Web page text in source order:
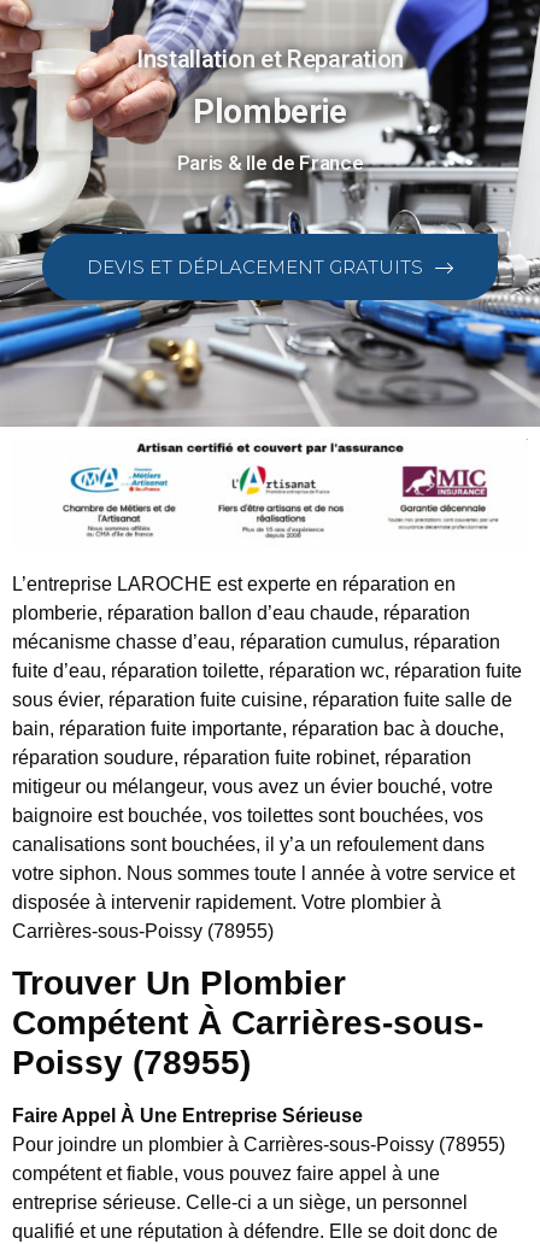
Installation et Reparation
Plomberie
Paris & Ile de France
DEVIS ET DÉPLACEMENT GRATUITS
L’entreprise LAROCHE est experte en réparation en
plomberie, réparation ballon d’eau chaude, réparation
mécanisme chasse d’eau, réparation cumulus, réparation
fuite d’eau, réparation toilette, réparation wc, réparation fuite
sous évier, réparation fuite cuisine, réparation fuite salle de
bain, réparation fuite importante, réparation bac à douche,
réparation soudure, réparation fuite robinet, réparation
mitigeur ou mélangeur, vous avez un évier bouché, votre
baignoire est bouchée, vos toilettes sont bouchées, vos
canalisations sont bouchées, il y’a un refoulement dans
votre siphon. Nous sommes toute l année à votre service et
disposée à intervenir rapidement. Votre plombier à
Carrières-sous-Poissy (78955)
Trouver Un Plombier
Compétent À Carrières-sous-
Poissy (78955)
Faire Appel À Une Entreprise Sérieuse
Pour joindre un plombier à Carrières-sous-Poissy (78955)
compétent et fiable, vous pouvez faire appel à une
entreprise sérieuse. Celle-ci a un siège, un personnel
qualifié et une réputation à défendre. Elle se doit donc de